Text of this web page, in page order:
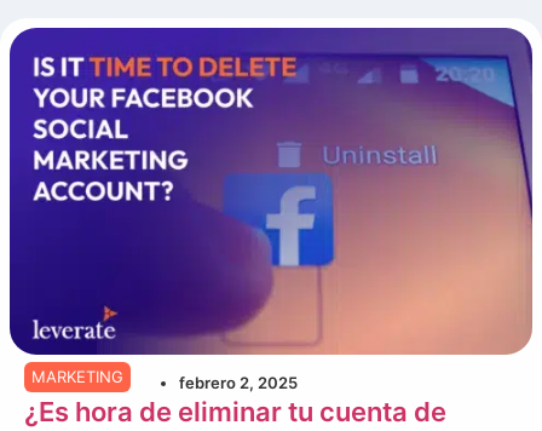
MARKETING febrero 2, 2025
¿Es hora de eliminar tu cuenta de